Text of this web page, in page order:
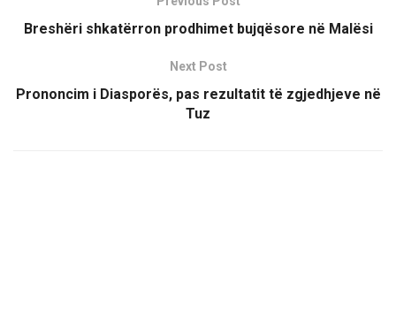
Breshëri shkatërron prodhimet bujqësore në Malësi
Next Post
Prononcim i Diasporës, pas rezultatit të zgjedhjeve në
Tuz